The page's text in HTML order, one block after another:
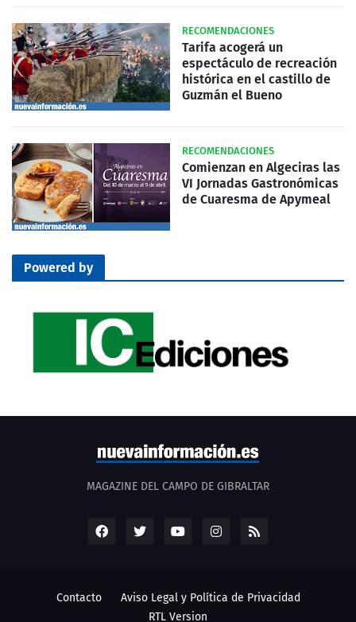
RECOMENDACIONES
Tarifa acogerá un
espectáculo de recreación
histórica en el castillo de
Guzmán el Bueno
RECOMENDACIONES
Comienzan en Algeciras las
VI Jornadas Gastronómicas
de Cuaresma de Apymeal
Powered by
MAGAZINE DEL CAMPO DE GIBRALTAR
Contacto
Aviso Legal y Política de Privacidad
RTL Version